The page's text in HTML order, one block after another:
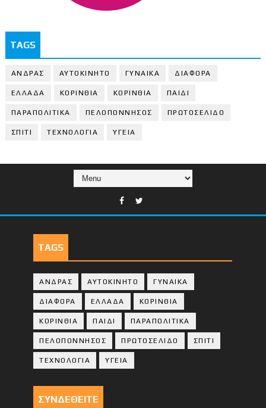
TAGS
ΑΝΔΡΑΣ ΑΥΤΟΚΙΝΗΤΟ ΓΥΝΑΙΚΑ ΔΙΑΦΟΡΑ
ΕΛΛΑΔΑ ΚΟΡΙΝΘΙΑ ΚΟΡΙΝΘΙA ΠΑΙΔΙ
ΠΑΡΑΠΟΛΙΤΙΚΑ ΠΕΛΟΠΟΝΝΗΣΟΣ ΠΡΩΤΟΣΕΛΙΔΟ
ΣΠΙΤΙ ΤΕΧΝΟΛΟΓΙΑ ΥΓΕΙΑ
TAGS
ΑΝΔΡΑΣ ΑΥΤΟΚΙΝΗΤΟ ΓΥΝΑΙΚΑ
ΔΙΑΦΟΡΑ ΕΛΛΑΔΑ ΚΟΡΙΝΘΙΑ
ΚΟΡΙΝΘΙA ΠΑΙΔΙ ΠΑΡΑΠΟΛΙΤΙΚΑ
ΠΕΛΟΠΟΝΝΗΣΟΣ ΠΡΩΤΟΣΕΛΙΔΟ ΣΠΙΤΙ
ΤΕΧΝΟΛΟΓΙΑ ΥΓΕΙΑ
ΣΥΝΔΕΘΕΙΤΕ